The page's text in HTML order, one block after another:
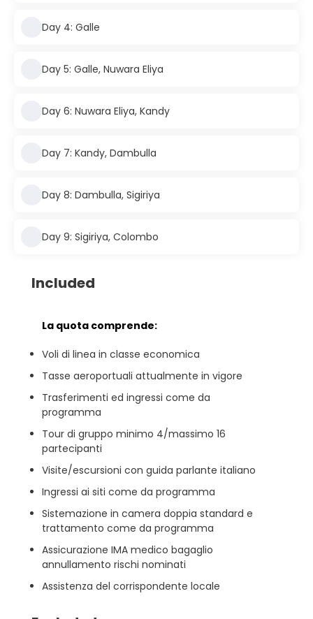
Day 4: Galle
Day 5: Galle, Nuwara Eliya
Day 6: Nuwara Eliya, Kandy
Day 7: Kandy, Dambulla
Day 8: Dambulla, Sigiriya
Day 9: Sigiriya, Colombo
Included
La quota comprende:
Voli di linea in classe economica
Tasse aeroportuali attualmente in vigore
Trasferimenti ed ingressi come da
programma
Tour di gruppo minimo 4/massimo 16
partecipanti
Visite/escursioni con guida parlante italiano
Ingressi ai siti come da programma
Sistemazione in camera doppia standard e
trattamento come da programma
Assicurazione IMA medico bagaglio
annullamento rischi nominati
Assistenza del corrispondente locale